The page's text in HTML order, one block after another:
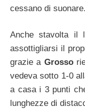
cessano di suonare.
Anche stavolta il
assottigliarsi il
grazie a Grosso
vedeva sotto 1-0
a casa i 3 punti
lunghezze di